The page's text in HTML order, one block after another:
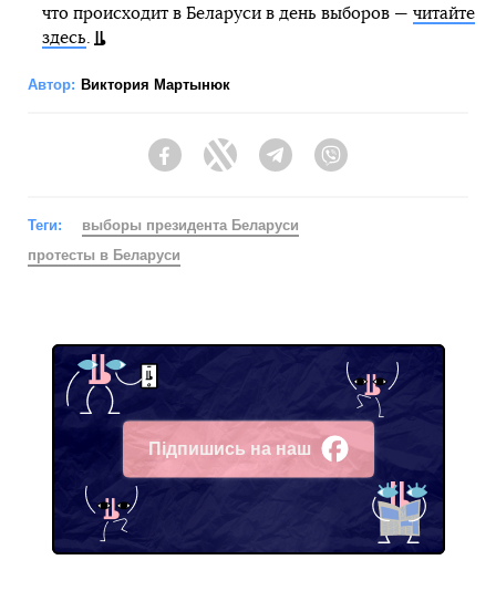
что происходит в Беларуси в день выборов — читайте
здесь.
Автор: Виктория Мартынюк
FacebookTwitter Telegram
Теги:
выборы президента Беларуси
протесты в Беларуси
Підпишись на наш
Facebook